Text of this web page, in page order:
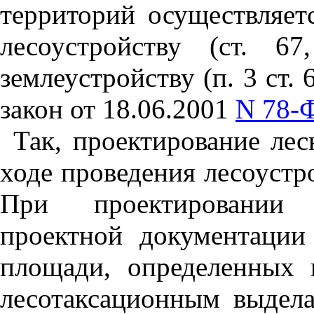
территорий
лесоустройству
землеустройству (п. 3
закон от 18.06.2001 N 78-
Так, проектирование
ходе проведения
При проектировании
проектной
площади,
лесотаксационным